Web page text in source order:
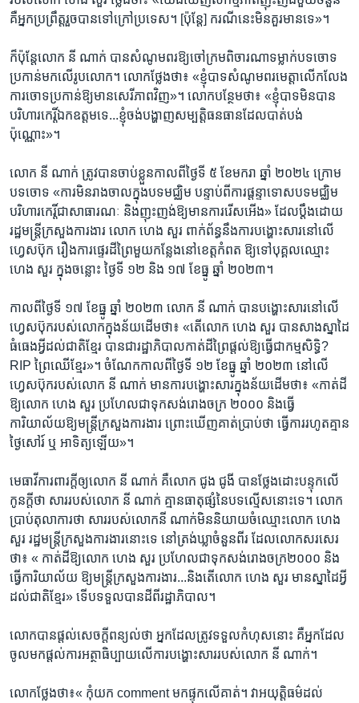
គឺ​អ្នក​ប្រព្រឹត្ត​រួច​បាន​ទៅ​ក្រៅ​ប្រទេស។ ​[ប៉ុន្តែ]​ ករណី​នេះ​មិន​គួរ​មាន​ទេ»។​
ក៏​ប៉ុន្តែ​លោក​ នី ណាក់​ បាន​សំណូម​ពរ​ឱ្យ​ចៅក្រម​ពិចារណា​ទម្លាក់​បទ​ចោទ​
ប្រកាន់​មក​លើ​រូបលោក។​ លោក​ថ្លែង​ថា៖​ «ខ្ញុំ​បាទ​សំណូមពរ​មេត្តា​លើក​លែង​
ការ​ចោទ​ប្រកាន់​ឱ្យ​មាន​សេរីភាព​វិញ»។ ​លោក​បន្ថែម​ថា៖​ «ខ្ញុំ​បាទ​មិន​បាន​
បរិហារ​កេរ្តិ៍​ឯក​ឧត្តម​ទេ...​ខ្ញុំ​ចង់​បង្ហាញ​សម្បត្តិ​ធនធាន​ដែល​បាត់​បង់​
ប៉ុណ្ណោះ»។​
លោក​ នី ណាក់ ​ត្រូវ​បាន​ចាប់​ខ្លួន​កាល​ពី​ថ្ងៃ​ទី ​៥ ​ខែ​មករា​ ឆ្នាំ​ ២០២៤ ​ក្រោម​
បទ​ចោទ​ «ការ​មិន​រាង​ចាល​ក្នុង​បទ​មជ្ឈិម​ បន្ទាប់​ពី​ការ​ផ្តន្ទាទោស​បទ​មជ្ឈិម​
បរិហារ​កេរ្តិ៍​ជា​សាធារណៈ​ និង​ញុះញង់​ឱ្យ​មាន​ការ​រើស​អើង»​ ដែល​ប្តឹង​ដោយ​
រដ្ឋមន្រ្តី​ក្រសួង​ការងារ ​លោក ​ហេង សួរ​ ពាក់ព័ន្ធ​នឹង​ការ​បង្ហោះ​សារ​នៅ​លើ​
ហ្វេសប៊ុក​ រឿង​ការ​ផ្ទេរ​ដីព្រៃ​មួយ​កន្លែង​នៅ​ខេត្ត​កំពត ​ឱ្យ​ទៅ​បុគ្គល​ឈ្មោះ​
ហេង​ សួរ​ ក្នុង​ចន្លោះ ​ថ្ងៃ​ទី​ ១២​ និង ​១៧​ ខែ​ធ្នូ​ ឆ្នាំ​ ២០២៣។​
កាល​ពី​ថ្ងៃ​ទី ១៧​ ​ខែ​ធ្នូ​ ឆ្នាំ​ ២០២៣​ លោក​ នី ណាក់ ​បាន​បង្ហោះ​សារ​នៅ​លើ​
ហ្វេសប៊ុក​របស់​លោក​ក្នុង​ន័យ​ដើម​ថា៖ «តើ​លោក​ ហេង សួរ​ បាន​សាង​ស្នាដៃ​
ធំធេង​អ្វី​ដល់​ជាតិ​ខ្មែរ ​បាន​ជា​រដ្ឋាភិបាល​កាត់​ដី​ព្រៃ​ផ្តល់​ឱ្យ​ធ្វើ​ជា​កម្ម​សិទ្ធិ? ​
RIP ​ព្រៃ​ឈើ​ខ្មែរ»។ ​ចំណែក​កាល​ពីថ្ងៃ​ទី​ ១២​ ខែ​ធ្នូ​ ឆ្នាំ​ ២០២៣ ​នៅ​លើ​
ហ្វេសប៊ុក​របស់​លោក ​នី ណាក់​ មាន​ការ​បង្ហោះ​សារ​ក្នុង​ន័យ​ដើម​ថា៖​ «កាត់​ដី​
ឱ្យ​លោក ​ហេង សួរ​ ប្រហែល​ជា​ទុក​សង់​រោងចក្រ​ ២០០០ ​និង​ធ្វើ​
ការិយាល័យ​ឱ្យ​មន្ត្រី​ក្រសួង​ការងារ​ ព្រោះ​ឃើញ​គាត់​ប្រាប់​ថា​ ធ្វើ​ការ​រហូត​គ្មាន​
ថ្ងៃ​សៅរ៍ ​ឬ ​អាទិត្យ​ឡើយ»។​
មេធាវី​ការពារ​ក្តី​ឲ្យ​លោក ​នី ណាក់ ​គឺ​លោក​ ជូង ជូងី​ បាន​ថ្លែង​ដោះ​បន្ទុក​លើ​
កូនក្តី​ថា​ សារ​របស់​លោក​ នី ណាក់ ​គ្មាន​ធាតុ​ផ្សំ​នៃ​បទល្មើស​នោះ​ទេ។ ​លោក​
ប្រាប់​តុលាការ​ថា ​សារ​របស់​លោក​នី ណាក់​មិន​និយាយ​ចំ​ឈ្មោះ​លោក​ ហេង
សួរ​ រដ្ឋមន្ត្រី​ក្រសួង​ការងារ​នោះ​ទេ​ នៅ​ត្រង់​ឃ្លា​ចំនួន​ពីរ​ ដែល​លោក​សរសេរ​
ថា៖ ​« កាត់​ដី​ឱ្យ​លោក​ ហេង សួរ ​ប្រហែល​ជា​ទុក​សង់​រោងចក្រ​២០០០​ និង​
ធ្វើ​ការិយាល័យ​ ឱ្យ​មន្ត្រី​ក្រសួង​ការងារ...​និង​តើ​លោក​ ហេង​ សួរ​ មាន​ស្នាដៃ​អ្វី​
ដល់​ជាតិ​ខ្មែរ» ​ទើប​ទទួល​បាន​ដី​ពី​រដ្ឋាភិបាល។​
លោក​បាន​ផ្តល់​សេចក្តី​ពន្យល់​ថា​ អ្នក​ដែល​ត្រូវ​ទទួល​កំហុស​នោះ​ គឺ​អ្នក​ដែល​
ចូល​មក​ផ្តល់​ការ​អត្ថាធិប្បាយ​លើ​ការ​បង្ហោះ​សារ​របស់​លោក​ នី ណាក់។​
លោក​ថ្លែង​ថា៖​« កុំយក​ comment មក​ផ្ទុក​លើ​គាត់។ វា​អយុត្តិ​ធម៌​ដល់​